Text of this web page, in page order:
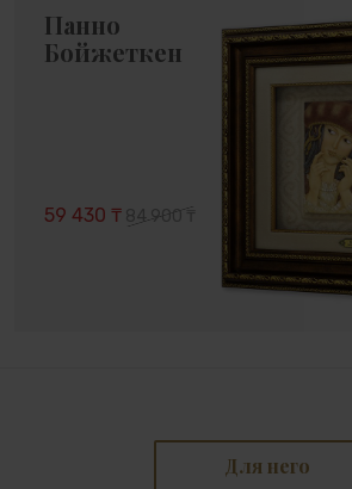
Панно
Бойжеткен
59 430 ₸ 84 900 ₸
Для него